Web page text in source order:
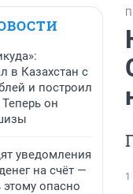
в Казахстан с
и построил
он
уведомления
на счёт —
этому опасно
1